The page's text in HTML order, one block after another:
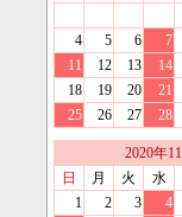
4
5 6 7
11
12 13 14
18
19 20 21
25
26 27 28
2020年11
日
月 火 水
1
2 3 4